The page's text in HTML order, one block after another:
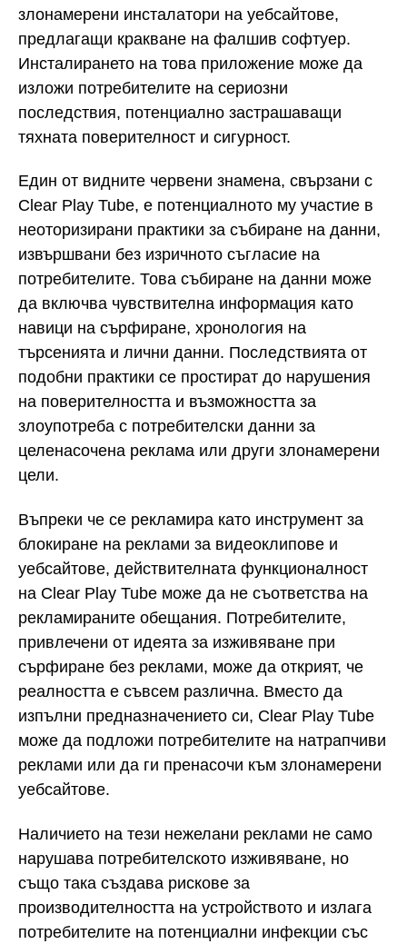
злонамерени инсталатори на уебсайтове,
предлагащи кракване на фалшив софтуер.
Инсталирането на това приложение може да
изложи потребителите на сериозни
последствия, потенциално застрашаващи
тяхната поверителност и сигурност.
Един от видните червени знамена, свързани с
Clear Play Tube, е потенциалното му участие в
неоторизирани практики за събиране на данни,
извършвани без изричното съгласие на
потребителите. Това събиране на данни може
да включва чувствителна информация като
навици на сърфиране, хронология на
търсенията и лични данни. Последствията от
подобни практики се простират до нарушения
на поверителността и възможността за
злоупотреба с потребителски данни за
целенасочена реклама или други злонамерени
цели.
Въпреки че се рекламира като инструмент за
блокиране на реклами за видеоклипове и
уебсайтове, действителната функционалност
на Clear Play Tube може да не съответства на
рекламираните обещания. Потребителите,
привлечени от идеята за изживяване при
сърфиране без реклами, може да открият, че
реалността е съвсем различна. Вместо да
изпълни предназначението си, Clear Play Tube
може да подложи потребителите на натрапчиви
реклами или да ги пренасочи към злонамерени
уебсайтове.
Наличието на тези нежелани реклами не само
нарушава потребителското изживяване, но
също така създава рискове за
производителността на устройството и излага
потребителите на потенциални инфекции със